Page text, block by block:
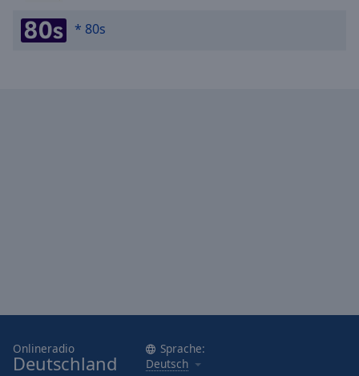
* 80s
Onlineradio
Deutschland
Sprache:
Deutsch